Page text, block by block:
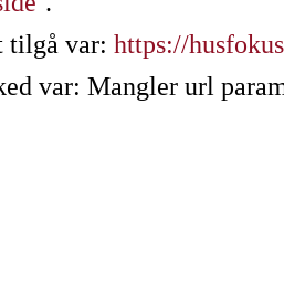
tilgå var: https://
var: Mangler url